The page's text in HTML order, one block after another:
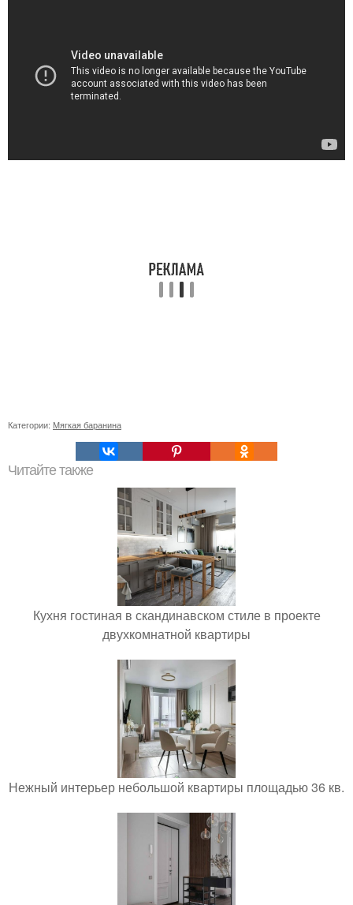
Категории: Мягкая баранина
Читайте также
Кухня гостиная в скандинавском стиле в проекте
двухкомнатной квартиры
Нежный интерьер небольшой квартиры площадью 36 кв.